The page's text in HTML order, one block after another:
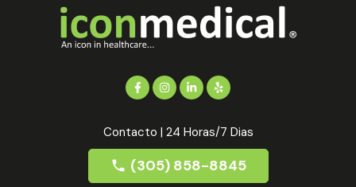
Contacto | 24 Horas/7 Dias
(305) 858-8845